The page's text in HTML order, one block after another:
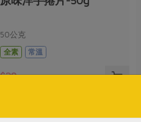
50公克
全素
常溫
$28